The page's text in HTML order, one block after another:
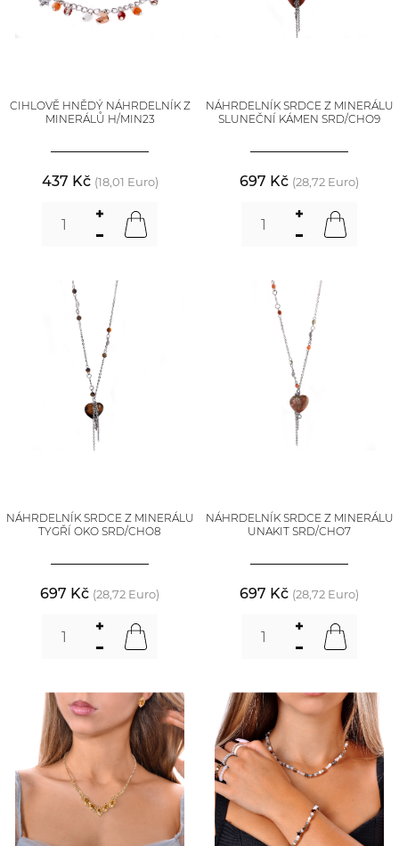
CIHLOVĚ HNĚDÝ NÁHRDELNÍK Z
MINERÁLŮ H/MIN23
437 Kč (18,01 Euro)
NÁHRDELNÍK SRDCE Z MINERÁLU
SLUNEČNÍ KÁMEN SRD/CHO9
697 Kč (28,72 Euro)
NÁHRDELNÍK SRDCE Z MINERÁLU
TYGŘÍ OKO SRD/CHO8
697 Kč (28,72 Euro)
NÁHRDELNÍK SRDCE Z MINERÁLU
UNAKIT SRD/CHO7
697 Kč (28,72 Euro)